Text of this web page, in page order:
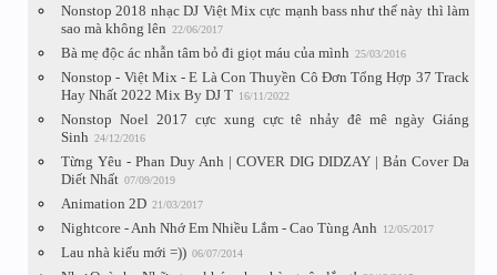
Nonstop 2018 nhạc DJ Việt Mix cực mạnh bass như thế này thì làm
sao mà không lên 22/06/2017
Bà mẹ độc ác nhẫn tâm bỏ đi giọt máu của mình 25/03/2016
Nonstop - Việt Mix - E Là Con Thuyền Cô Đơn Tổng Hợp 37 Track
Hay Nhất 2022 Mix By DJ T 16/11/2022
Nonstop Noel 2017 cực xung cực tê nhảy đê mê ngày Giáng
Sinh 24/12/2016
Từng Yêu - Phan Duy Anh | COVER DIG DIDZAY | Bản Cover Da
Diết Nhất 07/09/2019
Animation 2D 21/03/2017
Nightcore - Anh Nhớ Em Nhiều Lắm - Cao Tùng Anh 12/05/2017
Lau nhà kiểu mới =)) 06/07/2014